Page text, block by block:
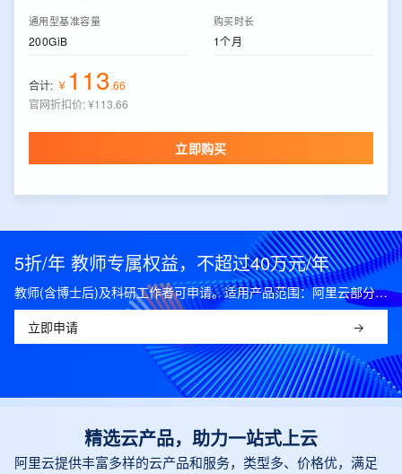
通用型基准容量
200GiB
购买时长
1个月
合计: ￥ 113.66
官网折扣价:¥113.66
立即购买
5折/年 教师专属权益，不超过40万元/年
教师(含博士后)及科研工作者可申请。适用产品范围：阿里云部分公共云产品，可开科研发票。
立即申请
精选云产品，助力一站式上云
阿里云提供丰富多样的云产品和服务，类型多、价格优，满足